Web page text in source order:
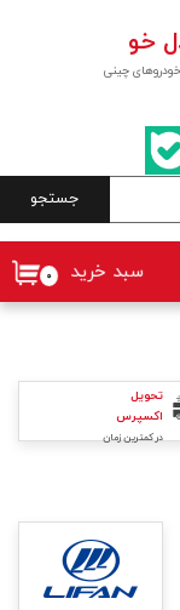
چینی
خو
جستجو
۰ سبد خرید
تحویل
اکسپرس
در کمترین زمان